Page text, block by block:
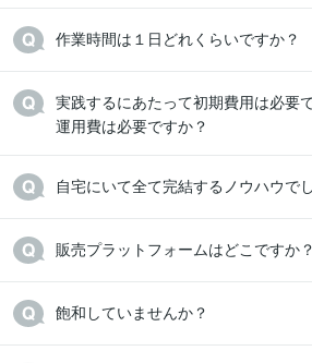
作業時間は１日どれくらいですか？
実践するにあたって初期費用は必要
運用費は必要ですか？
自宅にいて全て完結するノウハウで
販売プラットフォームはどこですか？
飽和していませんか？